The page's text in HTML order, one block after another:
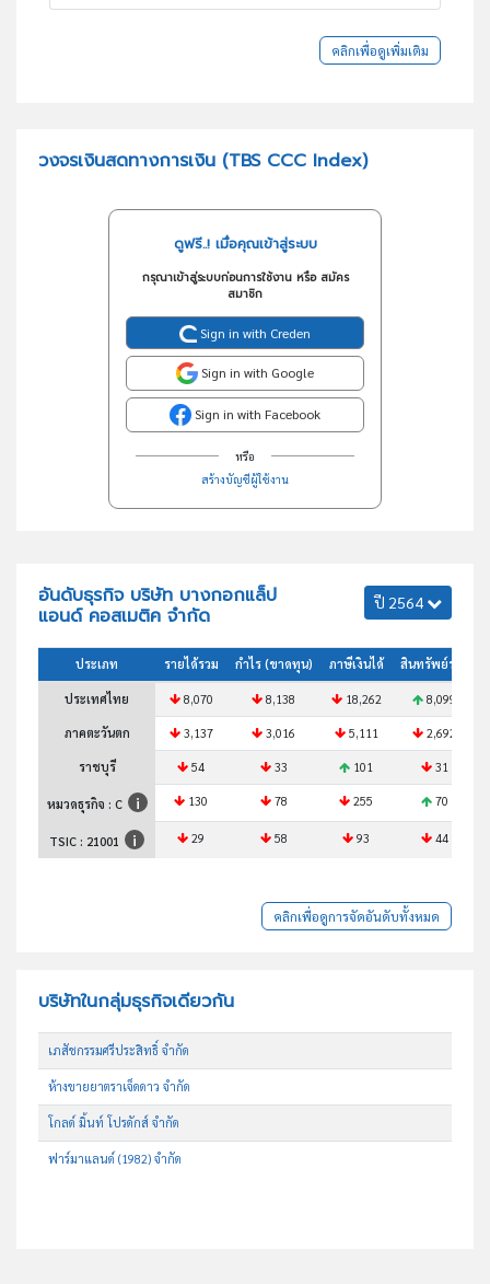
คลิกเพื่อดูเพิ่มเติม
วงจรเงินสดทางการเงิน (TBS CCC Index)
ดูฟรี..! เมื่อคุณเข้าสู่ระบบ
กรุณาเข้าสู่ระบบก่อนการใช้งาน หรือ สมัคร
สมาชิก
Sign in with Creden
Sign in with Google
Sign in with Facebook
หรือ
สร้างบัญชีผู้ใช้งาน
อันดับธุรกิจ บริษัท บางกอกแล็ป
แอนด์ คอสเมติค จำกัด
ปี 2564
ประเภท รายได้รวม กำไร (ขาดทุน) ภาษีเงินได้ สินทรัพย์รวม
ประเทศไทย 8,070 8,138 18,262 8,099
ภาคตะวันตก 3,137 3,016 5,111 2,692
ราชบุรี 54 33 101 31
หมวดธุรกิจ : C 130 78 255 70
TSIC : 21001 29 58 93 44
คลิกเพื่อดูการจัดอันดับทั้งหมด
บริษัทในกลุ่มธุรกิจเดียวกัน
เภสัชกรรมศรีประสิทธิ์ จำกัด
ห้างขายยาตราเจ็ดดาว จำกัด
โกลด์ มิ้นท์ โปรดักส์ จำกัด
ฟาร์มาแลนด์ (1982) จำกัด